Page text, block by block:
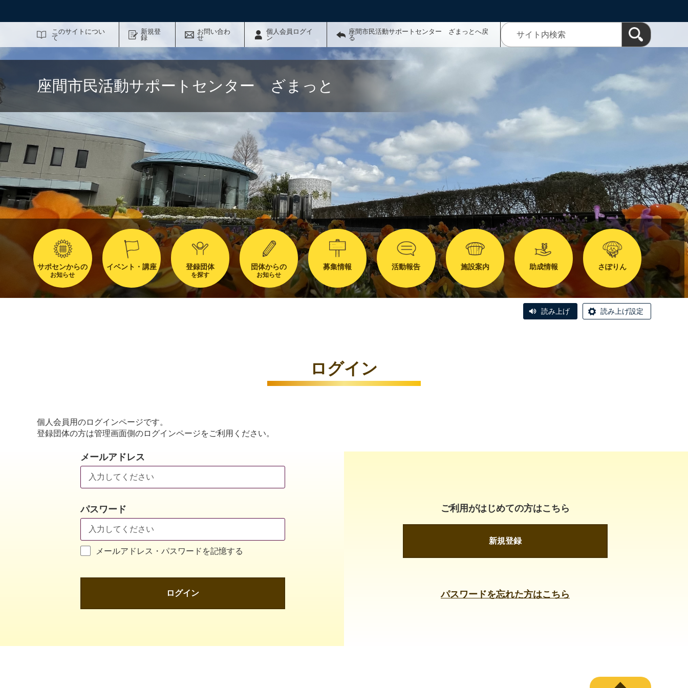
このサイトについ
て
新規登
録
お問い合わ
せ
個人会員ログイ
ン
座間市民活動サポートセンター ざまっとへ戻
る
座間市民活動サポートセンター ざまっと
サポセンからの
お知らせ
イベント・講座 登録団体
を探す
団体からの
お知らせ
募集情報 活動報告 施設案内 助成情報 さぽりん
読み上げ 読み上げ設定
ログイン
個人会員用のログインページです。
登録団体の方は管理画面側のログインページをご利用ください。
メールアドレス
パスワード
メールアドレス・パスワードを記憶する
ログイン
ご利用がはじめての方はこちら
新規登録
パスワードを忘れた方はこちら